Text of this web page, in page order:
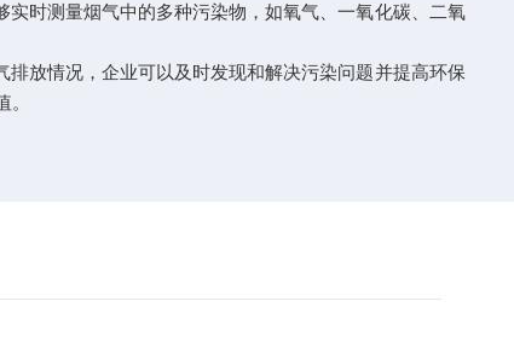
时测量烟气中的多种污染物，如氧气、一氧化碳、二氧
放情况，企业可以及时发现和解决污染问题并提高环保